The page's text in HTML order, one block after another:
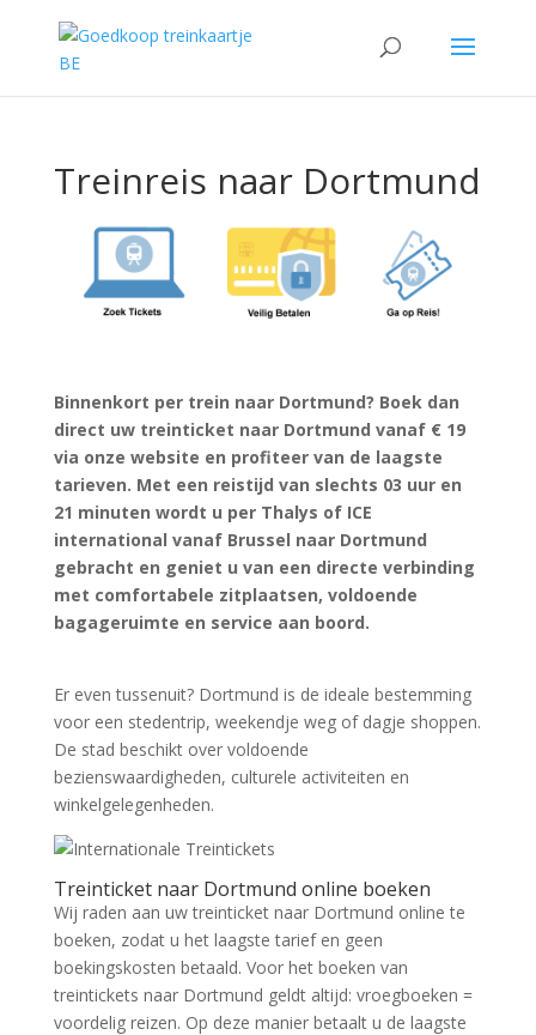
Treinreis naar Dortmund
Binnenkort per trein naar Dortmund? Boek dan
direct uw treinticket naar Dortmund vanaf € 19
via onze website en profiteer van de laagste
tarieven. Met een reistijd van slechts 03 uur en
21 minuten wordt u per Thalys of ICE
international vanaf Brussel naar Dortmund
gebracht en geniet u van een directe verbinding
met comfortabele zitplaatsen, voldoende
bagageruimte en service aan boord.
Er even tussenuit? Dortmund is de ideale bestemming
voor een stedentrip, weekendje weg of dagje shoppen.
De stad beschikt over voldoende
bezienswaardigheden, culturele activiteiten en
winkelgelegenheden.
Treinticket naar Dortmund online boeken
Wij raden aan uw treinticket naar Dortmund online te
boeken, zodat u het laagste tarief en geen
boekingskosten betaald. Voor het boeken van
treintickets naar Dortmund geldt altijd: vroegboeken =
voordelig reizen. Op deze manier betaalt u de laagste